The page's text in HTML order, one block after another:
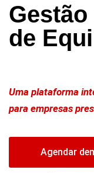
de
Uma plataforma
para empresas
Agendar